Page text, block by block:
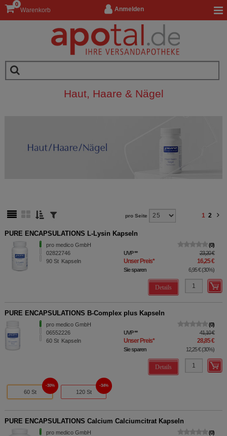
Anmelden
Warenkorb
0
Haut, Haare & Nägel
pro Seite 1 2
PURE ENCAPSULATIONS L-Lysin Kapseln
pro medico GmbH
02822746
90 St Kapseln
0
UVP** 23,20 €
Unser Preis* 16,25 €
Sie sparen 6,95 €(30%)
Details
PURE ENCAPSULATIONS B-Complex plus Kapseln
pro medico GmbH
06552226
60 St Kapseln
0
UVP** 41,10 €
Unser Preis* 28,85 €
Sie sparen 12,25 €(30%)
Details
60 St
30%
120 St
34%
PURE ENCAPSULATIONS Calcium Calciumcitrat Kapseln
pro medico GmbH
0